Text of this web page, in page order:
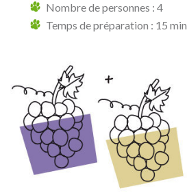
Nombre de personnes : 4
Temps de préparation : 15 min